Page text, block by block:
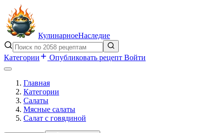
КулинарноеНаследие
Категории Опубликовать рецепт Войти
Главная
Категории
Салаты
Мясные салаты
Салат с говядиной